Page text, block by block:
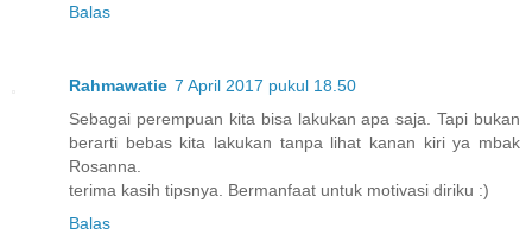
Balas
Rahmawatie 7 April 2017 pukul 18.50
Sebagai perempuan kita bisa lakukan apa saja. Tapi bukan
berarti bebas kita lakukan tanpa lihat kanan kiri ya mbak
Rosanna.
terima kasih tipsnya. Bermanfaat untuk motivasi diriku :)
Balas